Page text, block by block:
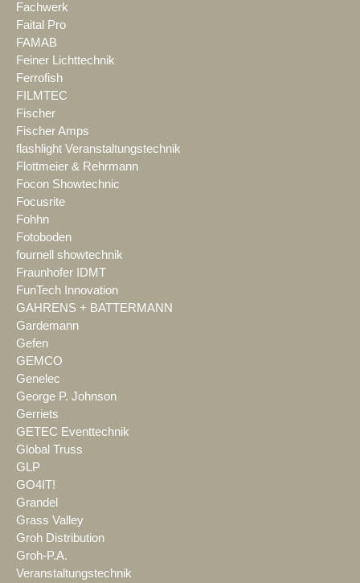
Fachwerk
Faital Pro
FAMAB
Feiner Lichttechnik
Ferrofish
FILMTEC
Fischer
Fischer Amps
flashlight Veranstaltungstechnik
Flottmeier & Rehrmann
Focon Showtechnic
Focusrite
Fohhn
Fotoboden
fournell showtechnik
Fraunhofer IDMT
FunTech Innovation
GAHRENS + BATTERMANN
Gardemann
Gefen
GEMCO
Genelec
George P. Johnson
Gerriets
GETEC Eventtechnik
Global Truss
GLP
GO4IT!
Grandel
Grass Valley
Groh Distribution
Groh-P.A.
Veranstaltungstechnik